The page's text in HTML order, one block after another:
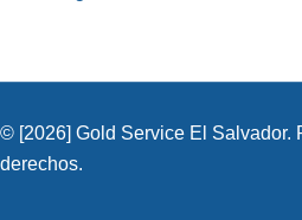
© [2026] Gold Service El Salvador.
derechos.